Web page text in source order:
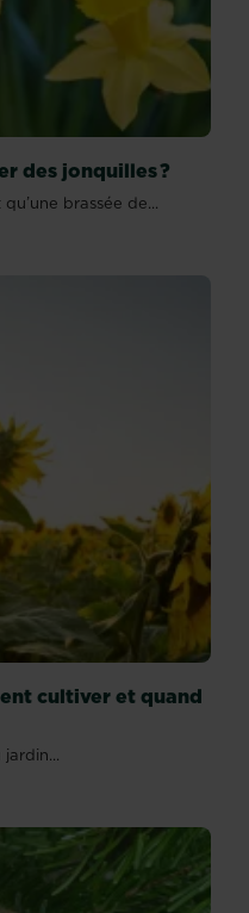
des jonquilles ?
brassée de...
planter des jonquilles ?
cultiver et quand
: comment cultiver et